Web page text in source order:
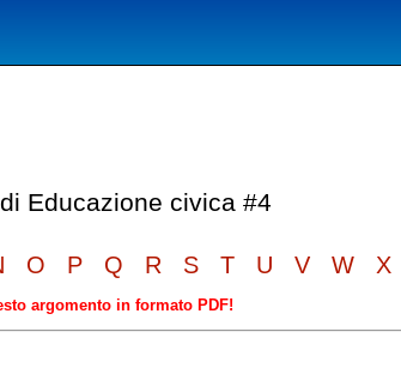
Educazione civica #4
O P Q R S T U V W X
argomento in formato PDF!